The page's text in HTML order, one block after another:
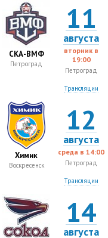
СКА-ВМФ
Петроград
11
августа
вторник в
19:00
Петроград
Трансляции
Химик
Воскресенск
12
августа
среда в 14:00
Петроград
Трансляции
14
августа